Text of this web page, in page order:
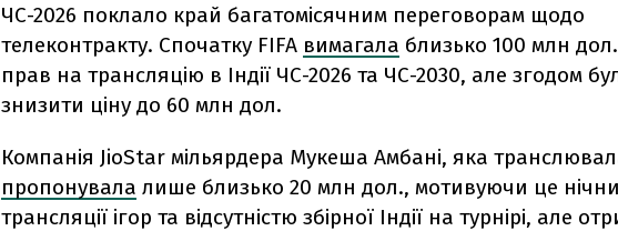
ЧС-2026 поклало край багатомісячним переговорам щодо
телеконтракту. Спочатку FIFA вимагала близько 100 млн
прав на трансляцію в Індії ЧС-2026 та ЧС-2030, але згодом
знизити ціну до 60 млн дол.
Компанія JioStar мільярдера Мукеша Амбані, яка
пропонувала лише близько 20 млн дол., мотивуючи це
трансляції ігор та відсутністю збірної Індії на турнірі, але